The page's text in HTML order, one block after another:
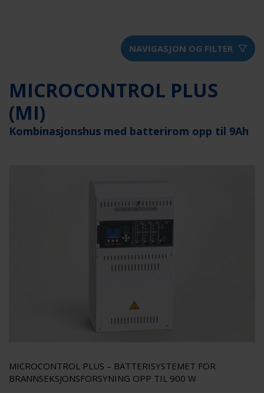
NAVIGASJON OG FILTER
MICROCONTROL PLUS
(MI)
Kombinasjonshus med batterirom opp til 9Ah
MICROCONTROL PLUS – BATTERISYSTEMET FOR
BRANNSEKSJONSFORSYNING OPP TIL 900 W